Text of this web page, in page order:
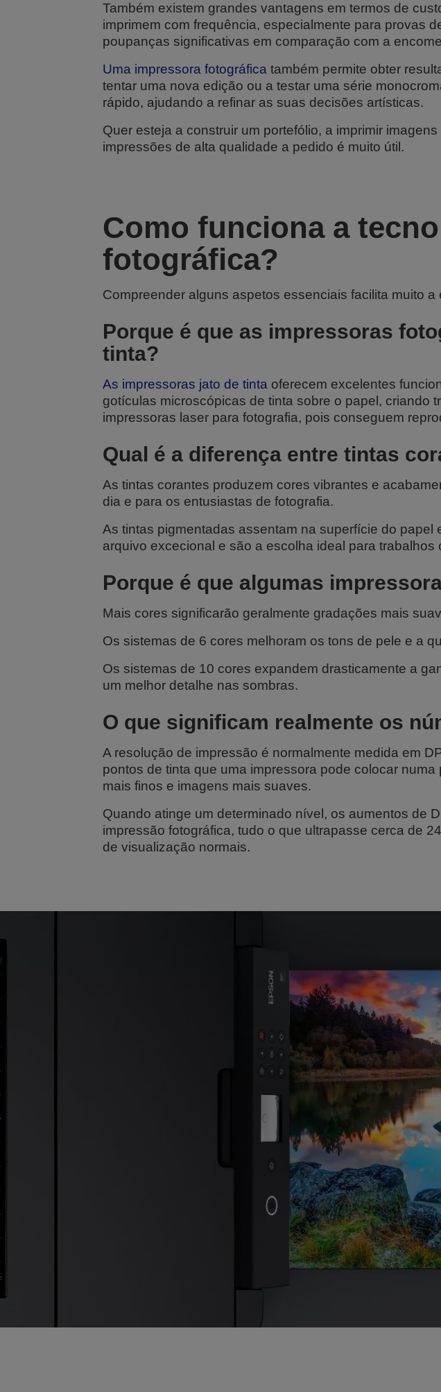
Também existem grandes vantagens em termos de
imprimem com frequência, especialmente para provas
poupanças significativas em comparação com a
Uma impressora fotográfica também permite obter
tentar uma nova edição ou a testar uma série
rápido, ajudando a refinar as suas decisões artísticas.
Quer esteja a construir um portefólio, a imprimir
impressões de alta qualidade a pedido é muito útil.
Como funciona a
fotográfica?
Compreender alguns aspetos essenciais facilita muito
Porque é que as impressoras
tinta?
As impressoras jato de tinta oferecem excelentes
gotículas microscópicas de tinta sobre o papel, criando
impressoras laser para fotografia, pois conseguem
Qual é a diferença entre tintas
As tintas corantes produzem cores vibrantes e
dia e para os entusiastas de fotografia.
As tintas pigmentadas assentam na superfície do
arquivo excecional e são a escolha ideal para
Porque é que algumas
Mais cores significarão geralmente gradações mais
Os sistemas de 6 cores melhoram os tons de pele e a
Os sistemas de 10 cores expandem drasticamente a
um melhor detalhe nas sombras.
O que significam realmente os
A resolução de impressão é normalmente medida em
pontos de tinta que uma impressora pode colocar
mais finos e imagens mais suaves.
Quando atinge um determinado nível, os aumentos de
impressão fotográfica, tudo o que ultrapasse cerca de
de visualização normais.